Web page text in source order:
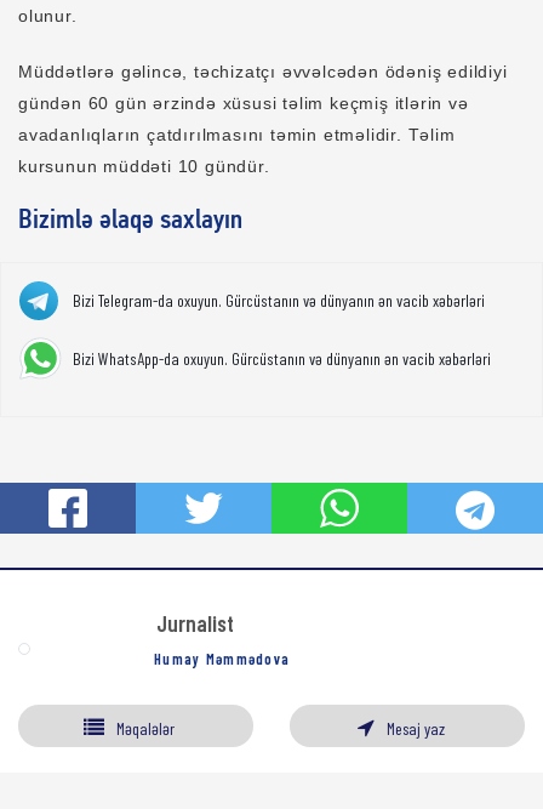
olunur.
Müddətlərə gəlincə, təchizatçı əvvəlcədən ödəniş edildiyi
gündən 60 gün ərzində xüsusi təlim keçmiş itlərin və
avadanlıqların çatdırılmasını təmin etməlidir. Təlim
kursunun müddəti 10 gündür.
Bizimlə əlaqə saxlayın
Bizi Telegram-da oxuyun. Gürcüstanın və dünyanın ən vacib xəbərləri
Bizi WhatsApp-da oxuyun. Gürcüstanın və dünyanın ən vacib xəbərləri
Jurnalist
Humay Məmmədova
Məqalələr Mesaj yaz